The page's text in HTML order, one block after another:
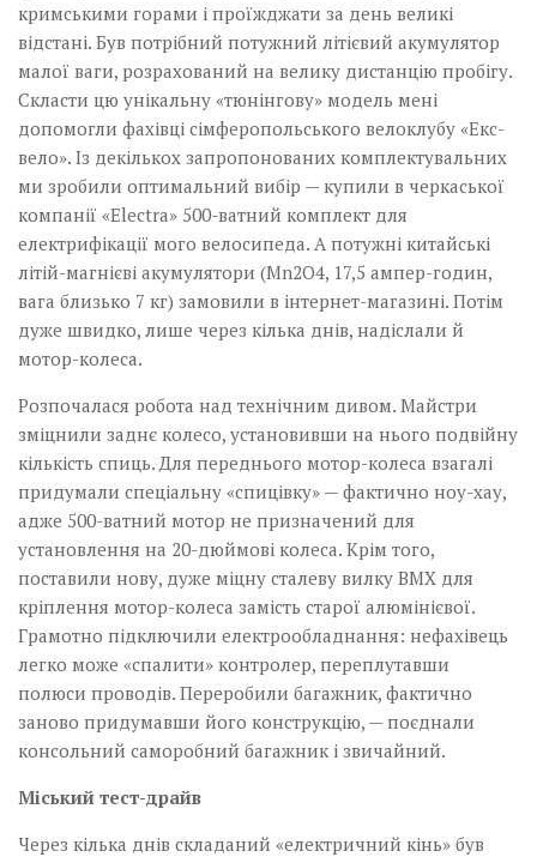
кримськими горами і проїжджати за день великі
відстані. Був потрібний потужний літієвий акумулятор
малої ваги, розрахований на велику дистанцію пробігу.
Скласти цю унікальну «тюнінгову» модель мені
допомогли фахівці сімферопольського велоклубу «Екс-
вело». Із декількох запропонованих комплектувальних
ми зробили оптимальний вибір — купили в черкаської
компанії «Electra» 500-ватний комплект для
електрифікації мого велосипеда. А потужні китайські
літій-магнієві акумулятори (Mn2O4, 17,5 ампер-годин,
вага близько 7 кг) замовили в інтернет-магазині. Потім
дуже швидко, лише через кілька днів, надіслали й
мотор-колеса.
Розпочалася робота над технічним дивом. Майстри
зміцнили заднє колесо, установивши на нього подвійну
кількість спиць. Для переднього мотор-колеса взагалі
придумали спеціальну «спицівку» — фактично ноу-хау,
адже 500-ватний мотор не призначений для
установлення на 20-дюймові колеса. Крім того,
поставили нову, дуже міцну сталеву вилку BMX для
кріплення мотор-колеса замість старої алюмінієвої.
Грамотно підключили електрообладнання: нефахівець
легко може «спалити» контролер, переплутавши
полюси проводів. Переробили багажник, фактично
заново придумавши його конструкцію, — поєднали
консольний саморобний багажник і звичайний.
Міський тест-драйв
Через кілька днів складаний «електричний кінь» був